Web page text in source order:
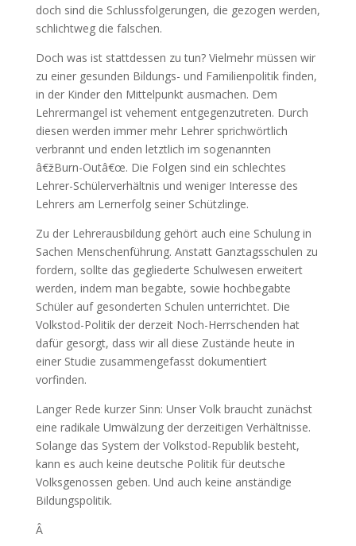
doch sind die Schlussfolgerungen, die gezogen werden,
schlichtweg die falschen.
Doch was ist stattdessen zu tun? Vielmehr müssen wir
zu einer gesunden Bildungs- und Familienpolitik finden,
in der Kinder den Mittelpunkt ausmachen. Dem
Lehrermangel ist vehement entgegenzutreten. Durch
diesen werden immer mehr Lehrer sprichwörtlich
verbrannt und enden letztlich im sogenannten
â€žBurn-Outâ€œ. Die Folgen sind ein schlechtes
Lehrer-Schülerverhältnis und weniger Interesse des
Lehrers am Lernerfolg seiner Schützlinge.
Zu der Lehrerausbildung gehört auch eine Schulung in
Sachen Menschenführung. Anstatt Ganztagsschulen zu
fordern, sollte das gegliederte Schulwesen erweitert
werden, indem man begabte, sowie hochbegabte
Schüler auf gesonderten Schulen unterrichtet. Die
Volkstod-Politik der derzeit Noch-Herrschenden hat
dafür gesorgt, dass wir all diese Zustände heute in
einer Studie zusammengefasst dokumentiert
vorfinden.
Langer Rede kurzer Sinn: Unser Volk braucht zunächst
eine radikale Umwälzung der derzeitigen Verhältnisse.
Solange das System der Volkstod-Republik besteht,
kann es auch keine deutsche Politik für deutsche
Volksgenossen geben. Und auch keine anständige
Bildungspolitik.
Â